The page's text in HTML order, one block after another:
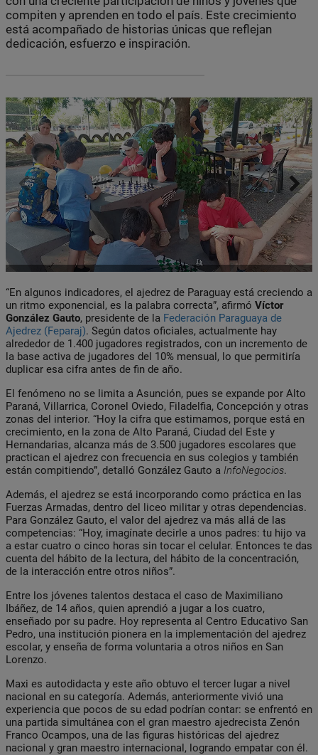
compiten y aprenden en todo el país. Este crecimiento
está acompañado de historias únicas que reflejan
dedicación, esfuerzo e inspiración.
“En algunos indicadores, el ajedrez de Paraguay está creciendo a
un ritmo exponencial, es la palabra correcta”, afirmó Víctor
González Gauto, presidente de la Federación Paraguaya de
Ajedrez (Feparaj). Según datos oficiales, actualmente hay
alrededor de 1.400 jugadores registrados, con un incremento de
la base activa de jugadores del 10% mensual, lo que permitiría
duplicar esa cifra antes de fin de año.
El fenómeno no se limita a Asunción, pues se expande por Alto
Paraná, Villarrica, Coronel Oviedo, Filadelfia, Concepción y otras
zonas del interior. “Hoy la cifra que estimamos, porque está en
crecimiento, en la zona de Alto Paraná, Ciudad del Este y
Hernandarias, alcanza más de 3.500 jugadores escolares que
practican el ajedrez con frecuencia en sus colegios y también
están compitiendo”, detalló González Gauto a InfoNegocios.
Además, el ajedrez se está incorporando como práctica en las
Fuerzas Armadas, dentro del liceo militar y otras dependencias.
Para González Gauto, el valor del ajedrez va más allá de las
competencias: “Hoy, imagínate decirle a unos padres: tu hijo va
a estar cuatro o cinco horas sin tocar el celular. Entonces te das
cuenta del hábito de la lectura, del hábito de la concentración,
de la interacción entre otros niños”.
Entre los jóvenes talentos destaca el caso de Maximiliano
Ibáñez, de 14 años, quien aprendió a jugar a los cuatro,
enseñado por su padre. Hoy representa al Centro Educativo San
Pedro, una institución pionera en la implementación del ajedrez
escolar, y enseña de forma voluntaria a otros niños en San
Lorenzo.
Maxi es autodidacta y este año obtuvo el tercer lugar a nivel
nacional en su categoría. Además, anteriormente vivió una
experiencia que pocos de su edad podrían contar: se enfrentó en
una partida simultánea con el gran maestro ajedrecista Zenón
Franco Ocampos, una de las figuras históricas del ajedrez
nacional y gran maestro internacional, logrando empatar con él.